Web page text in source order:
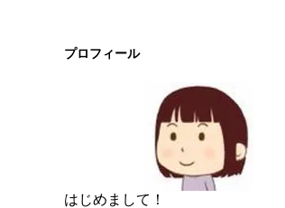
プロフィール
はじめまして！